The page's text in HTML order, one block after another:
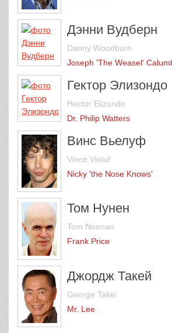
Дэнни Вудберн
Danny Woodburn
Joseph 'The Weasel'
Гектор Элизондо
Hector Elizondo
Dr. Philip Watters
Винс Вьелуф
Vince Vieluf
Nicky 'the Nose Knows'
Том Нунен
Tom Noonan
Frank Price
Джордж Такей
George Takei
Mr. Lee